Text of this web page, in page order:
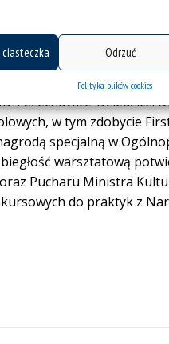
ciasteczka Odrzuć
Polityka plików cookies
za osiągnięcia
i Nauk o Edukacji UŚ.
Czechowice-Dziedzice.
w tym zdobycie
specjalną w
warsztatową
Pucharu Ministra
do praktyk z